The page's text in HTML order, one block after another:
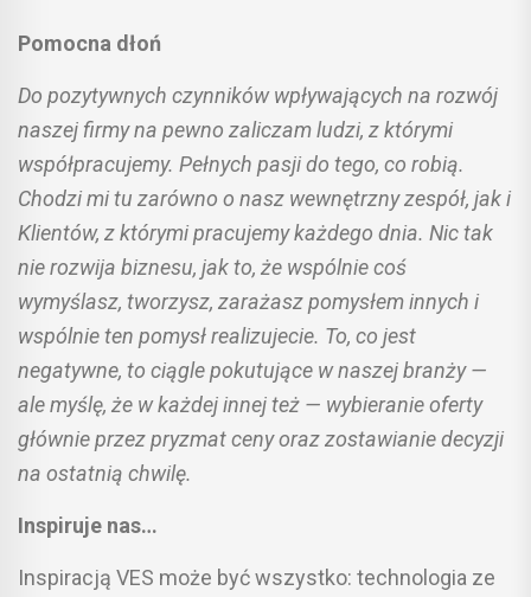
Pomocna dłoń
Do pozytywnych czynników wpływających na rozwój
naszej firmy na pewno zaliczam ludzi, z którymi
współpracujemy. Pełnych pasji do tego, co robią.
Chodzi mi tu zarówno o nasz wewnętrzny zespół, jak i
Klientów, z którymi pracujemy każdego dnia. Nic tak
nie rozwija biznesu, jak to, że wspólnie coś
wymyślasz, tworzysz, zarażasz pomysłem innych i
wspólnie ten pomysł realizujecie. To, co jest
negatywne, to ciągle pokutujące w naszej branży —
ale myślę, że w każdej innej też — wybieranie oferty
głównie przez pryzmat ceny oraz zostawianie decyzji
na ostatnią chwilę.
Inspiruje nas…
Inspiracją VES może być wszystko: technologia ze